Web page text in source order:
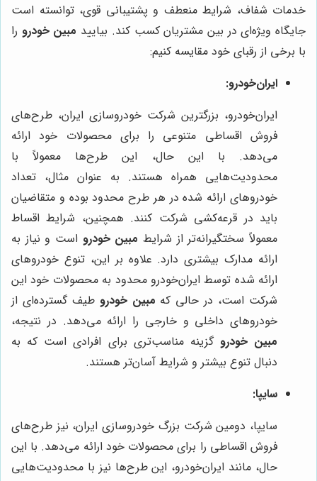
خدمات شفاف، شرایط منعطف و پشتیبانی قوی، توانسته است
جایگاه ویژه‌ای در بین مشتریان کسب کند. بیایید مبین خودرو را
با برخی از رقبای خود مقایسه کنیم:
ایران‌خودرو:
ایران‌خودرو، بزرگترین شرکت خودروسازی ایران، طرح‌های
فروش اقساطی متنوعی را برای محصولات خود ارائه
می‌دهد. با این حال، این طرح‌ها معمولاً با
محدودیت‌هایی همراه هستند. به عنوان مثال، تعداد
خودروهای ارائه شده در هر طرح محدود بوده و متقاضیان
باید در قرعه‌کشی شرکت کنند. همچنین، شرایط اقساط
معمولاً سختگیرانه‌تر از شرایط مبین خودرو است و نیاز به
ارائه مدارک بیشتری دارد. علاوه بر این، تنوع خودروهای
ارائه شده توسط ایران‌خودرو محدود به محصولات خود این
شرکت است، در حالی که مبین خودرو طیف گسترده‌ای از
خودروهای داخلی و خارجی را ارائه می‌دهد. در نتیجه،
مبین خودرو گزینه مناسب‌تری برای افرادی است که به
دنبال تنوع بیشتر و شرایط آسان‌تر هستند.
سایپا:
سایپا، دومین شرکت بزرگ خودروسازی ایران، نیز طرح‌های
فروش اقساطی را برای محصولات خود ارائه می‌دهد. با این
حال، مانند ایران‌خودرو، این طرح‌ها نیز با محدودیت‌هایی